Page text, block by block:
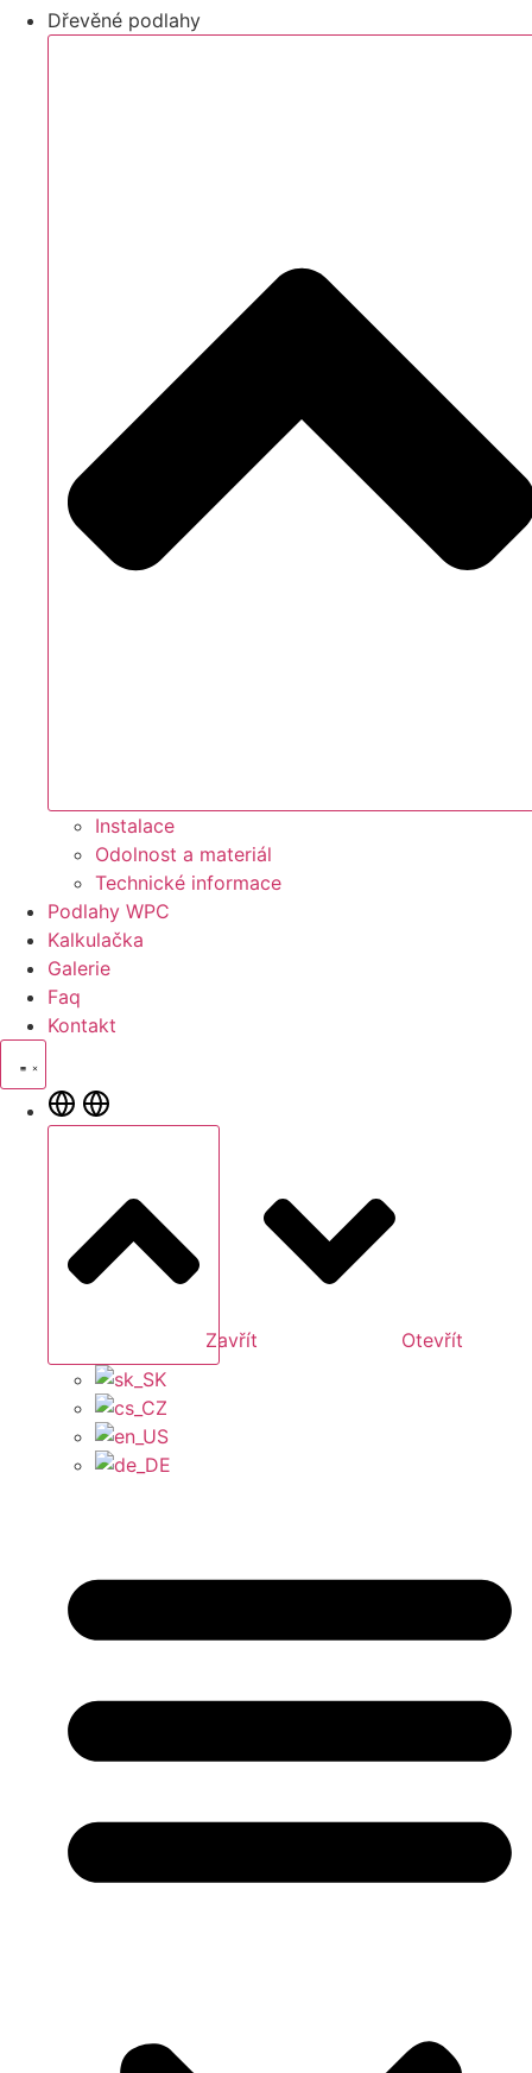
Dřevěné podlahy
Instalace
Odolnost a materiál
Technické informace
Podlahy WPC
Kalkulačka
Galerie
Faq
Kontakt
Zavřít Otevřít